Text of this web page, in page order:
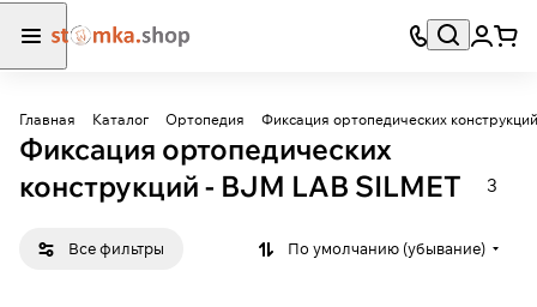
Главная Каталог Ортопедия Фиксация ортопедических конструкций
Фиксация ортопедических
конструкций - BJM LAB SILMET
3
Все фильтры По умолчанию (убывание)